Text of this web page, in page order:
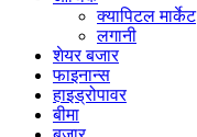
क्यापिटल मार्केट
लगानी
शेयर बजार
फाइनान्स
हाइड्रोपावर
बीमा